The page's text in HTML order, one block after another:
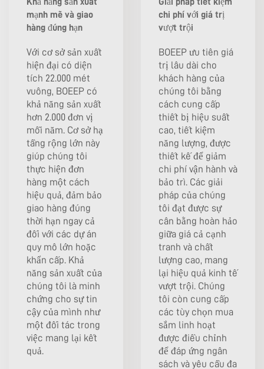
mạnh mẽ và giao
hàng đúng hạn
Với cơ sở sản xuất
hiện đại có diện
tích 22.000 mét
vuông, BOEEP có
khả năng sản xuất
hơn 2.000 đơn vị
mỗi năm. Cơ sở hạ
tầng rộng lớn này
giúp chúng tôi
thực hiện đơn
hàng một cách
hiệu quả, đảm bảo
giao hàng đúng
thời hạn ngay cả
đối với các dự án
quy mô lớn hoặc
khẩn cấp. Khả
năng sản xuất của
chúng tôi là minh
chứng cho sự tin
cậy của mình như
một đối tác trong
việc mang lại kết
quả.
chi phí với giá trị
vượt trội
BOEEP ưu tiên giá
trị lâu dài cho
khách hàng của
chúng tôi bằng
cách cung cấp
thiết bị hiệu suất
cao, tiết kiệm
năng lượng, được
thiết kế để giảm
chi phí vận hành và
bảo trì. Các giải
pháp của chúng
tôi đạt được sự
cân bằng hoàn hảo
giữa giá cả cạnh
tranh và chất
lượng cao, mang
lại hiệu quả kinh tế
vượt trội. Chúng
tôi còn cung cấp
các tùy chọn mua
sắm linh hoạt
được điều chỉnh
để đáp ứng ngân
sách và yêu cầu đa